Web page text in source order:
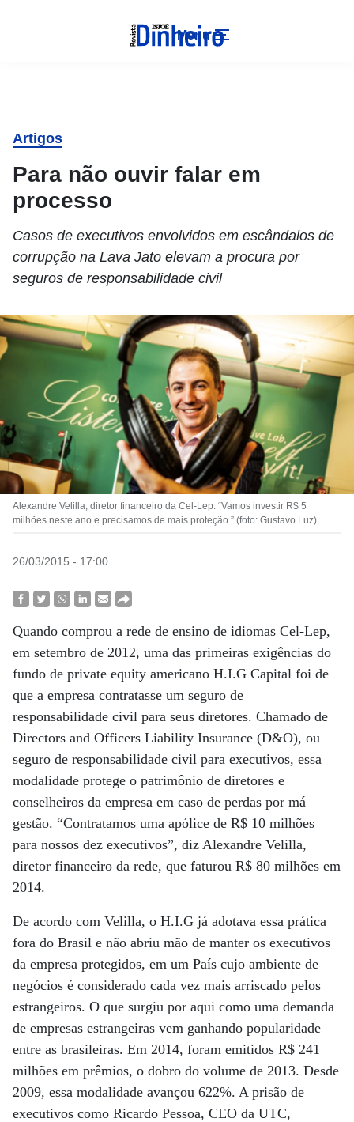
Menu
Artigos
Para não ouvir falar em
processo
Casos de executivos envolvidos em escândalos de
corrupção na Lava Jato elevam a procura por
seguros de responsabilidade civil
Alexandre Velilla, diretor financeiro da Cel-Lep: “Vamos investir R$ 5
milhões neste ano e precisamos de mais proteção.” (foto: Gustavo Luz)
26/03/2015 - 17:00
Quando comprou a rede de ensino de idiomas Cel-Lep,
em setembro de 2012, uma das primeiras exigências do
fundo de private equity americano H.I.G Capital foi de
que a empresa contratasse um seguro de
responsabilidade civil para seus diretores. Chamado de
Directors and Officers Liability Insurance (D&O), ou
seguro de responsabilidade civil para executivos, essa
modalidade protege o patrimônio de diretores e
conselheiros da empresa em caso de perdas por má
gestão. “Contratamos uma apólice de R$ 10 milhões
para nossos dez executivos”, diz Alexandre Velilla,
diretor financeiro da rede, que faturou R$ 80 milhões em
2014.
De acordo com Velilla, o H.I.G já adotava essa prática
fora do Brasil e não abriu mão de manter os executivos
da empresa protegidos, em um País cujo ambiente de
negócios é considerado cada vez mais arriscado pelos
estrangeiros. O que surgiu por aqui como uma demanda
de empresas estrangeiras vem ganhando popularidade
entre as brasileiras. Em 2014, foram emitidos R$ 241
milhões em prêmios, o dobro do volume de 2013. Desde
2009, essa modalidade avançou 622%. A prisão de
executivos como Ricardo Pessoa, CEO da UTC,